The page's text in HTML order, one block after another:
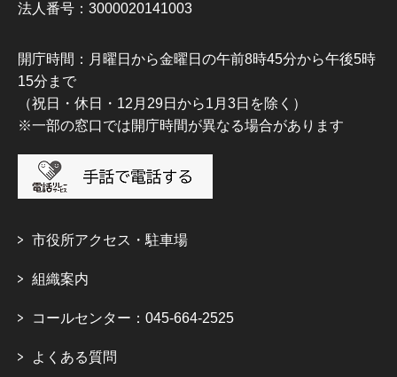
法人番号：3000020141003
開庁時間：月曜日から金曜日の午前8時45分から午後5時
15分まで
（祝日・休日・12月29日から1月3日を除く）
※一部の窓口では開庁時間が異なる場合があります
市役所アクセス・駐車場
組織案内
コールセンター：045-664-2525
よくある質問